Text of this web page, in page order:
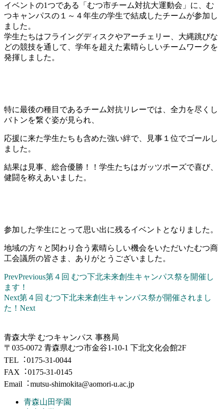
イベントの1つである「むつ市チーム対抗大運動会」に、む
つキャンパスの１～４年生の学生で結成したチームが参加し
ました。
学生たちはフライングディスクやアーチェリー、大縄跳びな
どの競技を通して、学年を超えた素晴らしいチームワークを
発揮しました。
特に最後の種目であるチーム対抗リレーでは、全力を尽くし
バトンを繋ぐ姿が見られ、
応援に来た学生たちも含めた強い絆で、見事１位でゴールし
ました。
結果は見事、総合優勝！！学生たちはガッツポーズで喜び、
健闘を称えあいました。
参加した学生にとって思い出に残るイベントとなりました。
地域の方々と関わり合う素晴らしい機会をいただいたむつ商
工会議所の皆さま、ありがとうございました。
PrevPrevious第４回 むつ下北未来創生キャンパス祭を開催し
ます！
Next第４回 むつ下北未来創生キャンパス祭が開催されまし
た！ Next
⻘森⼤学 むつキャンパス 事務局
〒035-0072 青森県むつ市金谷1-10-1 下北文化会館2F
TEL︓0175-31-0044
FAX︓0175-31-0145
Email︓mutsu-shimokita@aomori-u.ac.jp
青森山田学園